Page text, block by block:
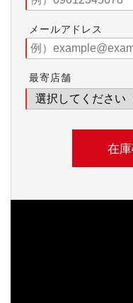
メールアドレス
最寄店舗